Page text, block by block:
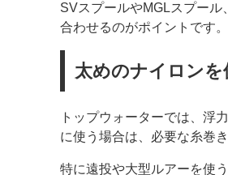
SVスプールやMGLスプー
合わせるのがポイントです。
太めのナイロン
トップウォーターでは、浮
に使う場合は、必要な糸巻
特に遠投や大型ルアーを使